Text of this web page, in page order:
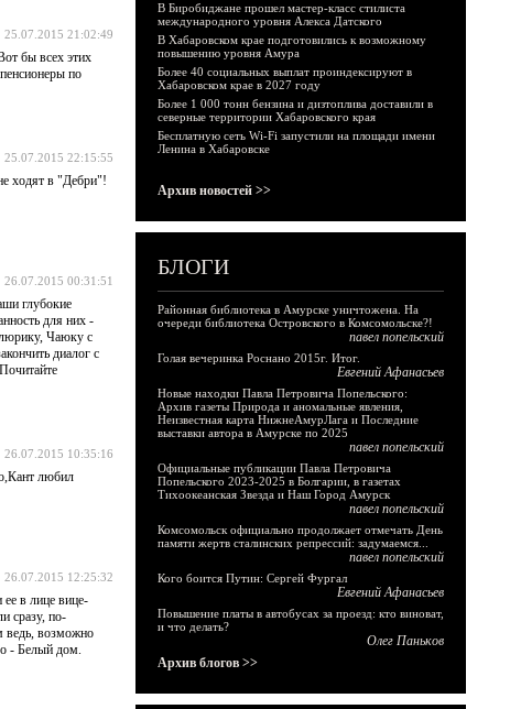
25.07.2015 21:02:49
бы всех этих
по
25.07.2015 22:15:55
ходят в "Дебри"!
26.07.2015 00:31:51
глубокие
для них -
Чаюку с
диалог с
26.07.2015 10:35:16
любил
26.07.2015 12:25:32
в лице вице-
сразу, по-
ведь, возможно
- Белый дом.
В Биробиджане прошел мастер-класс стилиста
международного уровня Алекса Датского
В Хабаровском крае подготовились к возможному
повышению уровня Амура
Более 40 социальных выплат проиндексируют в
Хабаровском крае в 2027 году
Более 1 000 тонн бензина и дизтоплива доставили в
северные территории Хабаровского края
Бесплатную сеть Wi-Fi запустили на площади имени
Ленина в Хабаровске
Архив новостей >>
БЛОГИ
Районная библиотека в Амурске уничтожена. На
очереди библиотека Островского в Комсомольске?!
павел попельский
Голая вечеринка Роснано 2015г. Итог.
Евгений Афанасьев
Новые находки Павла Петровича Попельского:
Архив газеты Природа и аномальные явления,
Неизвестная карта НижнеАмурЛага и Последние
выставки автора в Амурске по 2025
павел попельский
Официальные публикации Павла Петровича
Попельского 2023-2025 в Болгарии, в газетах
Тихоокеанская Звезда и Наш Город Амурск
павел попельский
Комсомольск официально продолжает отмечать День
памяти жертв сталинских репрессий: задумаемся...
павел попельский
Кого боится Путин: Сергей Фургал
Евгений Афанасьев
Повышение платы в автобусах за проезд: кто виноват,
и что делать?
Олег Паньков
Архив блогов >>